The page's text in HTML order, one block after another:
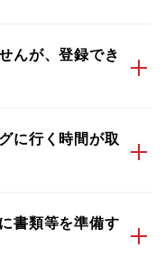
んが、登録でき
に行く時間が取
書類等を準備す